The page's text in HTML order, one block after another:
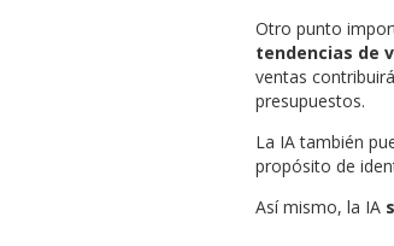
Otro punto
tendencias de
ventas
presupuestos.
La IA también
propósito de
Así mismo, la IA